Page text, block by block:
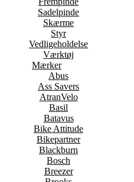
Sadelpinde
Skærme
Styr
Vedligeholdelse
Værktøj
Mærker
Abus
Ass Savers
AtranVelo
Basil
Batavus
Bike Attitude
Bikepartner
Blackburn
Bosch
Breezer